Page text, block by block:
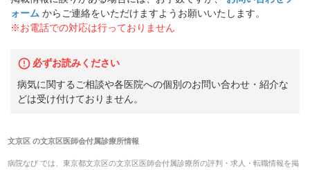
ォーム からご連絡をいただけますようお願いいたします。
※お電話での対応は行っておりません
必ずお読みください
病気に関するご相談や各医院への個別のお問い合わせ・紹介な
どは受け付けておりません。
文京区 の文京区医師会付属診療所情報
病院なび では、 東京都文京区の文京区医師会付属診療所の評判・求人・転職情報を掲